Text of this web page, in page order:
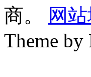
商。
网
Theme